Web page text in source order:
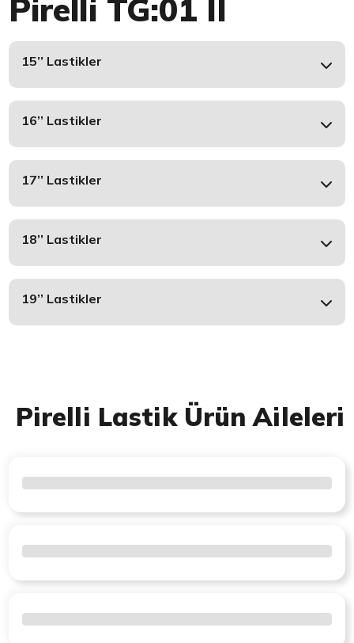
Pirelli TG:01 II
15’’ Lastikler
16’’ Lastikler
17’’ Lastikler
18’’ Lastikler
19’’ Lastikler
Pirelli Lastik Ürün Aileleri